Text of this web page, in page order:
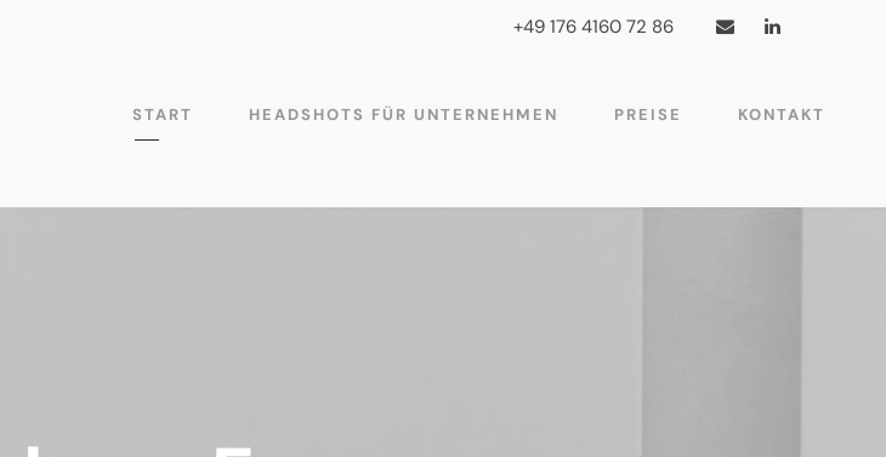
+49 176 4160 72 86
START HEADSHOTS FÜR UNTERNEHMEN PREISE KONTAKT